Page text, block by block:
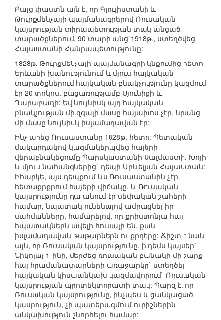
Բայց փաստն այն է, որ Գյուլիստանի և
Թուրքմենչայի պայմանագրերով Ռուսական
կայսրության տիրապետության տակ անցած
տարածքներում, 90 տարի անց`1918թ., ստեղծվեց
Հայաստանի Հանրապետությունը:
1828թ. Թուրքմենչայի պայմանագրի կնքումից հետո
Երևանի խանությունում և մյուս հայկական
տարածքներում հայկական բնակչությունը կազմում
էր 20 տոկոս, բացառությամբ Սյունիքի և
Ղարաբաղի: Եվ նույնիսկ այդ հայկական
բնակչության մի զգալի մասը հայախոս չէր, նրանց
մի մասը նույնիսկ իսլամադավան էր:
Ինչ արեց Ռուսաստանը 1828թ. հետո: Պետական
մակարդակով կազմակերպվեց հայերի
վերաբնակեցումը Պարսկաստանի Սալմաստի, Խոյի
և մյուս նահանգներից` դեպի Արևելյան Հայաստան:
Իհարկե, այս դեպքում ևս Ռուսաստանին չէր
հետաքրքրում հայերի վիճակը, և Ռուսական
կայսրությունը դա անում էր սեփական շահերի
համար, նպատակ ունենալով ամրացնել իր
սահմանները, համարելով, որ քրիստոնյա հայ
հպատակներն ավելի հուսալի են, քան
իսլամադավան թաթարներն ու քրդերը: Ճիշտ է նաև
այն, որ Ռուսական կայսրությունը, ի դեմս կայսեր`
Նիկոլայ 1-ինի, մերժեց ռուսական բանակի մի շարք
հայ հրամանատարների առաջարկը` ստեղծել
հայկական կիսաանկախ կազմավորում` Ռուսական
կայսրության պրոտեկտորատի տակ: Պարզ է, որ
Ռուսական կայսրությունը, ինչպես և ցանկացած
կասրություն, չի պատերազմում ուրիշներին
անկախություն շնորհելու համար: